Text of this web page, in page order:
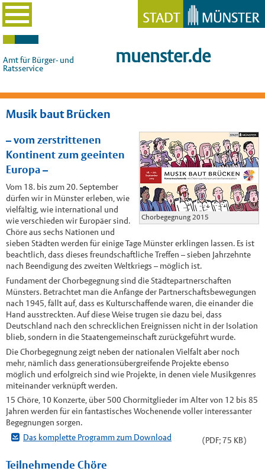
Amt für Bürger- und
Ratsservice
muenster.de
Musik baut Brücken
Chorbegegnung 2015
– vom zerstrittenen
Kontinent zum geeinten
Europa –
Vom 18. bis zum 20. September
dürfen wir in Münster erleben, wie
vielfältig, wie international und
wie verschieden wir Europäer sind.
Chöre aus sechs Nationen und
sieben Städten werden für einige Tage Münster erklingen lassen. Es ist
beachtlich, dass dieses freundschaftliche Treffen – sieben Jahrzehnte
nach Beendigung des zweiten Weltkriegs – möglich ist.
Fundament der Chorbegegnung sind die Städtepartnerschaften
Münsters. Betrachtet man die Anfänge der Partnerschaftsbewegungen
nach 1945, fällt auf, dass es Kulturschaffende waren, die einander die
Hand ausstreckten. Auf diese Weise trugen sie dazu bei, dass
Deutschland nach den schrecklichen Ereignissen nicht in der Isolation
blieb, sondern in die Staatengemeinschaft zurückgeführt wurde.
Die Chorbegegnung zeigt neben der nationalen Vielfalt aber noch
mehr, nämlich dass generationsübergreifende Projekte ebenso
möglich und erfolgreich sind wie Projekte, in denen viele Musikgenres
miteinander verknüpft werden.
15 Chöre, 10 Konzerte, über 500 Chormitglieder im Alter von 12 bis 85
Jahren werden für ein fantastisches Wochenende voller interessanter
Begegnungen sorgen.
Das komplette Programm zum Download
(PDF; 75 KB)
Teilnehmende Chöre